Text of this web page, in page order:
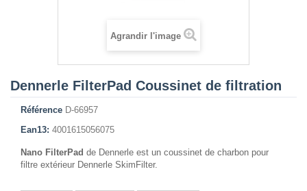
Agrandir l'image
Dennerle FilterPad Coussinet de filtration
Référence D-66957
Ean13: 4001615056075
Nano FilterPad de Dennerle est un coussinet de charbon pour
filtre extérieur Dennerle SkimFilter.